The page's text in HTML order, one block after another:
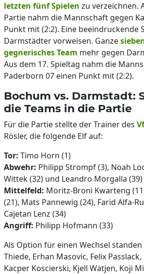
letzten fünf Spielen zu verzeichnen.
Partie nahm die Mannschaft gegen
Punkt mit (2:2). Eine beeindruckende
Darmstädter vorweisen. Ganze
gegnerisches Team mehr gegen
Aus dem 17. Spieltag nahm die
Paderborn 07 einen Punkt mit (2:2).
Bochum vs. Darmstadt:
die Teams in die Partie
Für die Partie stellte der Trainer des
Rösler, die folgende Elf auf:
Tor: Timo Horn (1)
Abwehr: Philipp Strompf (3), Noah
Wittek (32) und Leandro Morgalla (39)
Mittelfeld: Moritz-Broni Kwarteng
(21), Mats Pannewig (24), Farid Alfa-
Cajetan Lenz (34)
Angriff: Philipp Hofmann (33)
Als Option für einen Wechsel
Thiede, Erhan Masovic, Felix
Kacper Koscierski, Kjell Wätjen, Koji